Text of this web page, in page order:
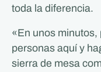
toda la diferencia.
«En unos minutos,
personas aquí y
sierra de mesa